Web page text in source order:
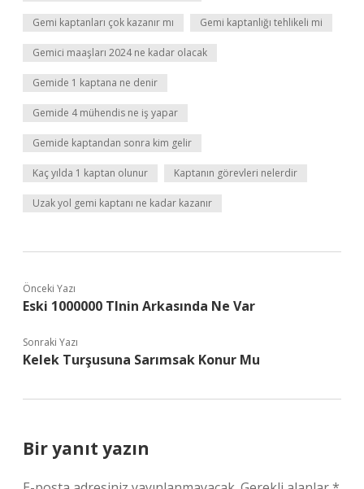
Gemi kaptanları çok kazanır mı Gemi kaptanlığı tehlikeli mi
Gemici maaşları 2024 ne kadar olacak
Gemide 1 kaptana ne denir
Gemide 4 mühendis ne iş yapar
Gemide kaptandan sonra kim gelir
Kaç yılda 1 kaptan olunur Kaptanın görevleri nelerdir
Uzak yol gemi kaptanı ne kadar kazanır
Önceki Yazı
Eski 1000000 Tlnin Arkasında Ne Var
Sonraki Yazı
Kelek Turşusuna Sarımsak Konur Mu
Bir yanıt yazın